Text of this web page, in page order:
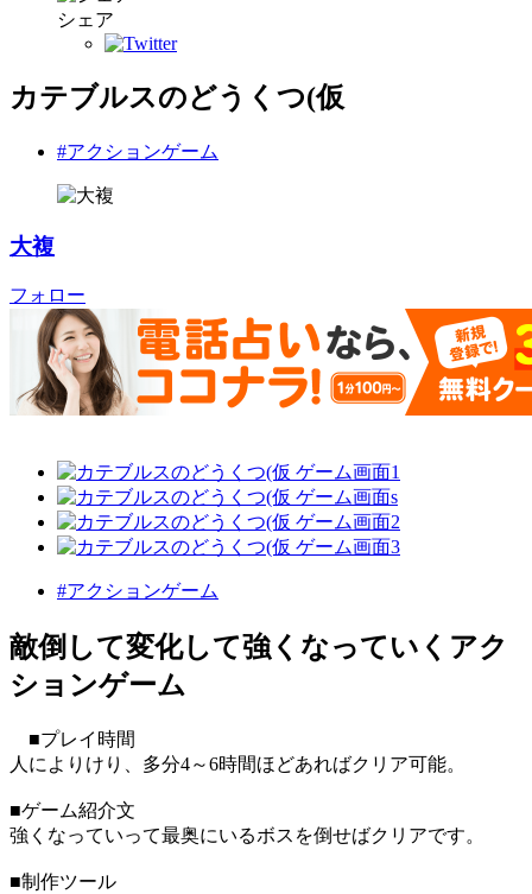
シェア
カテブルスのどうくつ(仮
#アクションゲーム
大複
フォロー
#アクションゲーム
敵倒して変化して強くなっていくアク
ションゲーム
■プレイ時間
人によりけり、多分4～6時間ほどあればクリア可能。
■ゲーム紹介文
強くなっていって最奥にいるボスを倒せばクリアです。
■制作ツール